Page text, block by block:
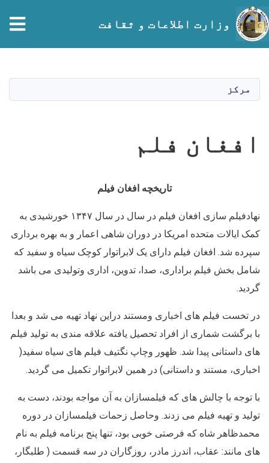
content
وزارت اطلاعات و ثقافت
مرکز
افغان فلم
تاریخچه افغان فیلم
نهادفیلم سازی افغان فیلم در سال در سال ۱۳۴۷ خورشیدی به
کمک ایالات متحده امریکا در دوران شاهی اعمار و به بهره برداری
سپرده شد. افغان فیلم دارای یک لابراتوار کوچک سیاه و سفید که
شامل بخش فیلم براداری، صدا، تدوین، اداری وتولیدی می باشد
گردید.
در تخست فیلم های اخباری ومستند دراین نهاد تهیه می شد و بعدا
با برگشت شماری از افراد تحصیل یافته علاقه مندی به تولید فیلم
های داستانی پیدا شد. ظهور وچاپ نگتیف فیلم های سیاه سفید(
اخباری، مستند و داستانی) در همین لابراتوار تکمیل می گردید.
با توجه با چالش های که فیلمسازان به آن مواجه بودند، دست به
تولید و تهیه فیلم می زدند. وحاصل زحمات فیلمسازان در دوره
محمدظاهر شاه که فرصتی خوبی بود، تنها پنج برنامه فیلم به نام
های مانند: عقاب، اندرز مادر، روزگاران در سه قسمت ( طلبگار،